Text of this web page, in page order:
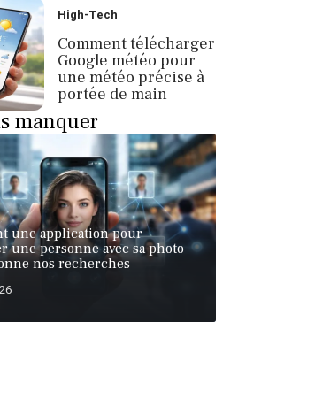
High-Tech
Comment télécharger
Google météo pour
une météo précise à
portée de main
manquer
une application pour
une personne avec sa photo
nos recherches